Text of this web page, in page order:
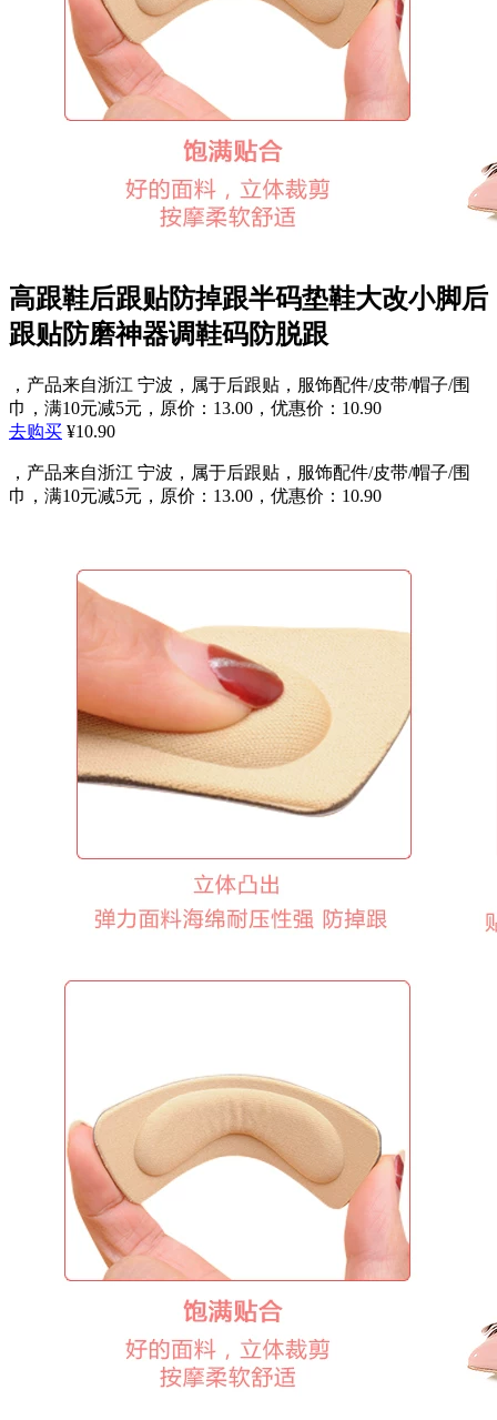
高跟鞋后跟贴防掉跟半码垫鞋大改小脚后
跟贴防磨神器调鞋码防脱跟
，产品来自浙江 宁波，属于后跟贴，服饰配件/皮带/帽子/围
巾，满10元减5元，原价：13.00，优惠价：10.90
去购买 ¥10.90
，产品来自浙江 宁波，属于后跟贴，服饰配件/皮带/帽子/围
巾，满10元减5元，原价：13.00，优惠价：10.90